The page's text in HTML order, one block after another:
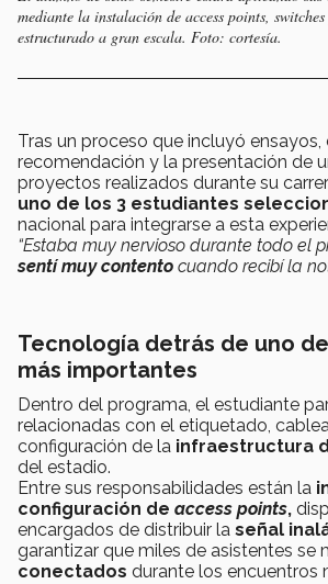
mediante la instalación de access points,
estructurado a gran escala. Foto: cortesía.
Tras un proceso que incluyó ensayos,
recomendación y la presentación de
proyectos realizados durante su
uno de los 3 estudiantes
nacional para integrarse a esta
“Estaba muy nervioso durante todo el
sentí muy contento cuando recibí la
Tecnología detrás de uno
más importantes
Dentro del programa, el estudiante
relacionadas con el etiquetado,
configuración de la infraestructura
del estadio.
Entre sus responsabilidades están la
configuración de access points,
encargados de distribuir la señal
garantizar que miles de asistentes se
conectados durante los encuentros